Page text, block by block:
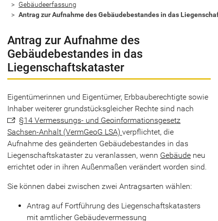
Gebäudeerfassung
Antrag zur Aufnahme des Gebäudebestandes in das
Antrag zur Aufnahme des
Gebäudebestandes in das
Liegenschaftskataster
Eigentümerinnen und Eigentümer, Erbbauberechtigte sowie
Inhaber weiterer grundstücksgleicher Rechte sind nach
§14 Vermessungs- und Geoinformationsgesetz
Sachsen-Anhalt (VermGeoG LSA) verpflichtet, die
Aufnahme des geänderten Gebäudebestandes in das
Liegenschaftskataster zu veranlassen, wenn Gebäude neu
errichtet oder in ihren Außenmaßen verändert worden sind.
Sie können dabei zwischen zwei Antragsarten wählen:
Antrag auf Fortführung des Liegenschaftskatasters
mit amtlicher Gebäudevermessung